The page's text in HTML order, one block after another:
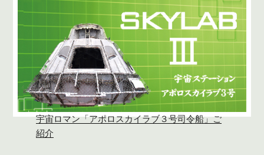
宇宙ロマン「アポロスカイラブ３号司令船」ご
紹介